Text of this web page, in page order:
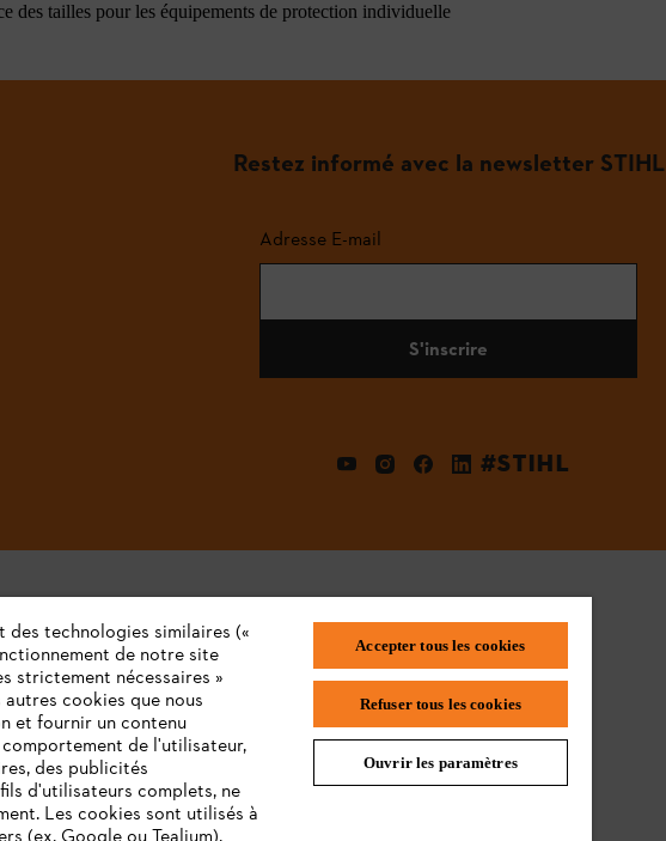
des tailles pour les équipements de protection individuelle
Restez informé avec la newsletter STIHL
Adresse E-mail
S'inscrire
#STIHL
?
STIHL FAQ
L'Enregistrement
technologies similaires («
de notre site
strictement nécessaires »
cookies que nous
et fournir un contenu
de l'utilisateur,
des publicités
d'utilisateurs complets, ne
Les cookies sont utilisés à
Accepter tous les cookies
Refuser tous les cookies
Ouvrir les paramètres